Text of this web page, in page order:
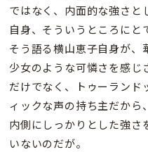
ではなく、内面的な強さと
自身、そういうところにと
そう語る横山恵子自身が、
少女のような可憐さを感じ
だけでなく、トゥーランド
ィックな声の持ち主だから
内側にしっかりとした強さ
いないのだが。